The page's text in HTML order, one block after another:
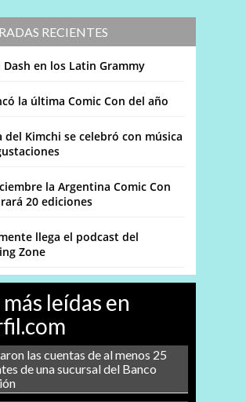
RECIENTES
Dash en los Latin Grammy
la última Comic Con del año
del Kimchi se celebró con música
la Argentina Comic Con
20 ediciones
llega el podcast del
Zone
más leídas en
las cuentas de al menos 25
de una sucursal del Banco